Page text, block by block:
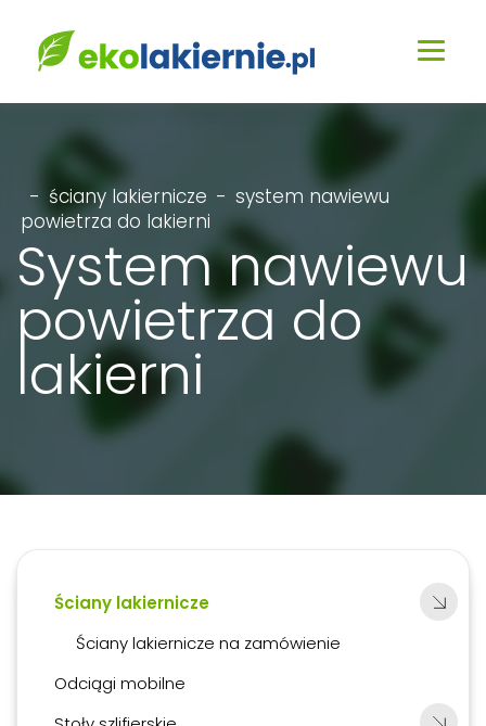
- ściany lakiernicze - system nawiewu
powietrza do lakierni
System nawiewu
powietrza do
lakierni
Ściany lakiernicze
Ściany lakiernicze na zamówienie
Odciągi mobilne